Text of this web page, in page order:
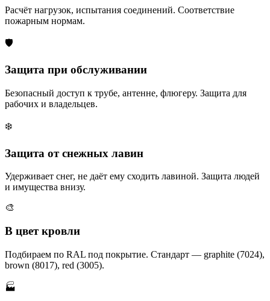
Расчёт нагрузок, испытания соединений. Соответствие
пожарным нормам.
🛡️
Защита при обслуживании
Безопасный доступ к трубе, антенне, флюгеру. Защита для
рабочих и владельцев.
❄️
Защита от снежных лавин
Удерживает снег, не даёт ему сходить лавиной. Защита людей
и имущества внизу.
🎨
В цвет кровли
Подбираем по RAL под покрытие. Стандарт — graphite (7024),
brown (8017), red (3005).
🏭